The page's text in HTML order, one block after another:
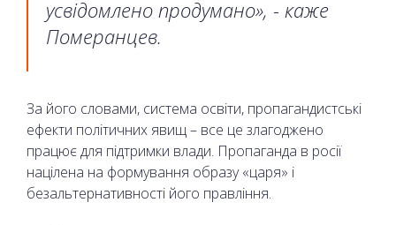
усвідомлено продумано», - каже
Померанцев.
За його словами, система освіти, пропагандистські
ефекти політичних явищ – все це злагоджено
працює для підтримки влади. Пропаганда в росії
націлена на формування образу «царя» і
безальтернативності його правління.